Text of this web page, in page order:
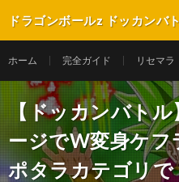
ドラゴンボールz ドッカンバ
ホーム 完全ガイド リセマラ
【ドッカンバト
ージでW変身ケ
ポタラカテゴリ